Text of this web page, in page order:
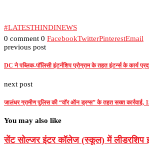
#LATESTHINDINEWS
0 comment 0 FacebookTwitterPinterestEmail
previous post
DC ने पब्लिक-पॉलिसी इंटर्नशिप प्रोग्राम के तहत इंटर्न्स के कार्य
next post
जालंधर ग्रामीण पुलिस की “वॉर ऑन ड्रग्स” के तहत सख्त कार्रवाई,
You may also like
सेंट सोल्जर इंटर कॉलेज (स्कूल) में लीडरशिप